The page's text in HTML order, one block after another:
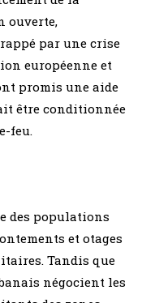
ouverte,
par une crise
européenne et
promis une aide
être conditionnée
feu.
des populations
et otages
Tandis que
négocient les